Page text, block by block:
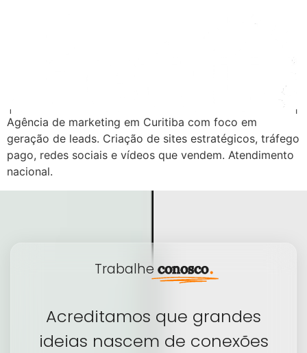
Agência de marketing em Curitiba com foco em
geração de leads. Criação de sites estratégicos, tráfego
pago, redes sociais e vídeos que vendem. Atendimento
nacional.
Trabalhe conosco
Acreditamos que grandes
ideias nascem de conexões